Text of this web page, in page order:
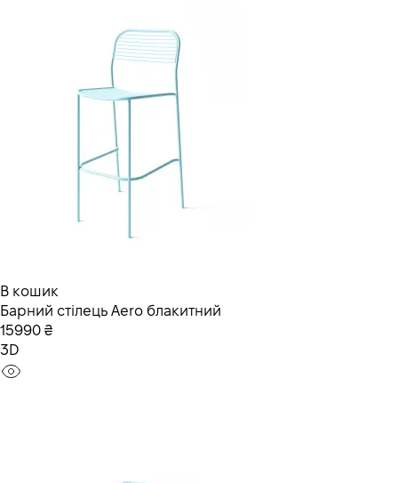
В кошик
Барний стілець Aero блакитний
15990 ₴
3D